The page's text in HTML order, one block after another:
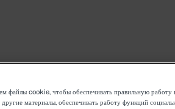
файлы cookie, чтобы обеспечивать правильную работу
другие материалы, обеспечивать работу функций